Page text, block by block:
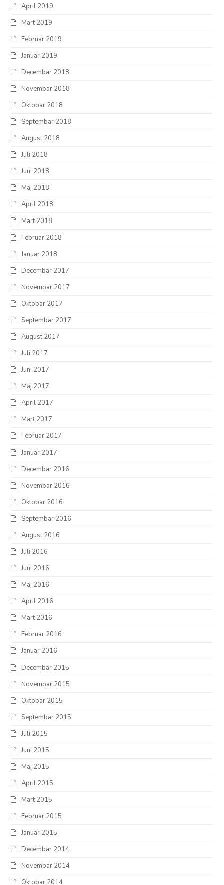
April 2019
Mart 2019
Februar 2019
Januar 2019
Decembar 2018
Novembar 2018
Oktobar 2018
Septembar 2018
August 2018
Juli 2018
Juni 2018
Maj 2018
April 2018
Mart 2018
Februar 2018
Januar 2018
Decembar 2017
Novembar 2017
Oktobar 2017
Septembar 2017
August 2017
Juli 2017
Juni 2017
Maj 2017
April 2017
Mart 2017
Februar 2017
Januar 2017
Decembar 2016
Novembar 2016
Oktobar 2016
Septembar 2016
August 2016
Juli 2016
Juni 2016
Maj 2016
April 2016
Mart 2016
Februar 2016
Januar 2016
Decembar 2015
Novembar 2015
Oktobar 2015
Septembar 2015
Juli 2015
Juni 2015
Maj 2015
April 2015
Mart 2015
Februar 2015
Januar 2015
Decembar 2014
Novembar 2014
Oktobar 2014